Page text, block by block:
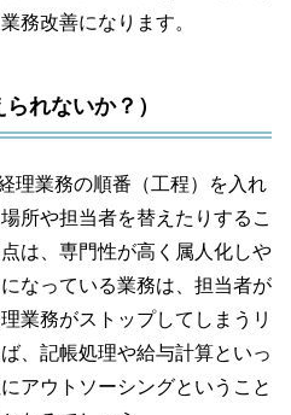
務改善になります。
れないか？）
理業務の順番（工程）を入れ
所や担当者を替えたりするこ
は、専門性が高く属人化しや
なっている業務は、担当者が
業務がストップしてしまうリ
、記帳処理や給与計算といっ
アウトソーシングということ